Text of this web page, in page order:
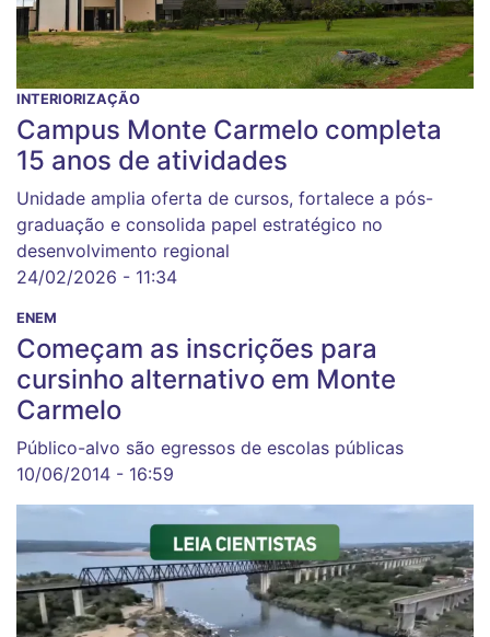
INTERIORIZAÇÃO
Campus Monte Carmelo completa
15 anos de atividades
Unidade amplia oferta de cursos, fortalece a pós-
graduação e consolida papel estratégico no
desenvolvimento regional
24/02/2026 - 11:34
ENEM
Começam as inscrições para
cursinho alternativo em Monte
Carmelo
Público-alvo são egressos de escolas públicas
10/06/2014 - 16:59